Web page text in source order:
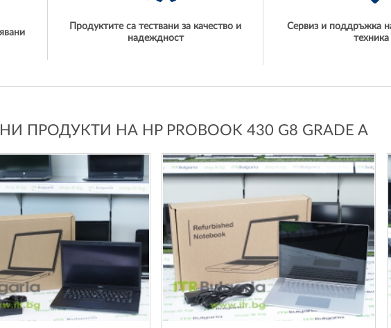
Продуктите са тествани за качество и
надеждност
Сервиз и поддръжка
техника
ПРОДУКТИ НА HP PROBOOK 430 G8 GRADE A